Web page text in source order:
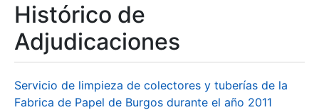
Histórico de
Adjudicaciones
Servicio de limpieza de colectores y tuberías de la
Fabrica de Papel de Burgos durante el año 2011